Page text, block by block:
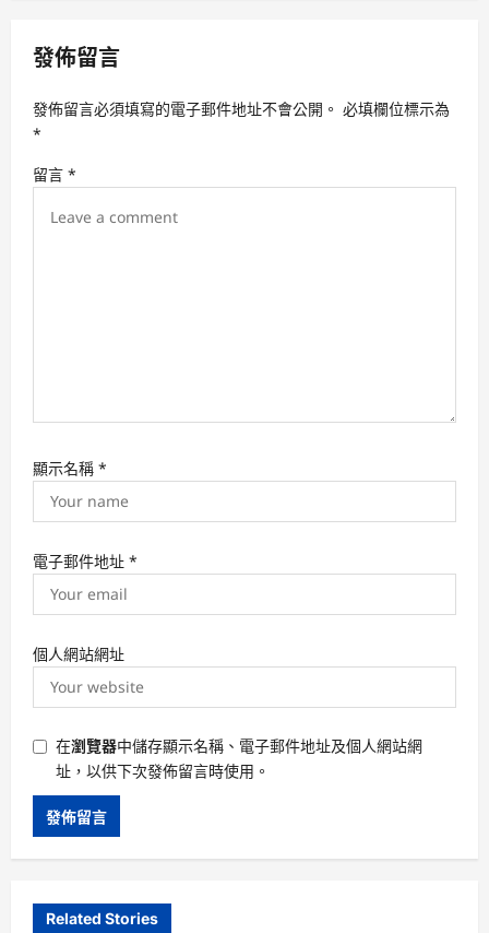
v
g
t
發佈留言
發佈留言必須填寫的電子郵件地址不會公開。 必填欄位標示為
*
留言 *
顯示名稱 *
電子郵件地址 *
個人網站網址
在瀏覽器中儲存顯示名稱、電子郵件地址及個人網站網
址，以供下次發佈留言時使用。
Related Stories